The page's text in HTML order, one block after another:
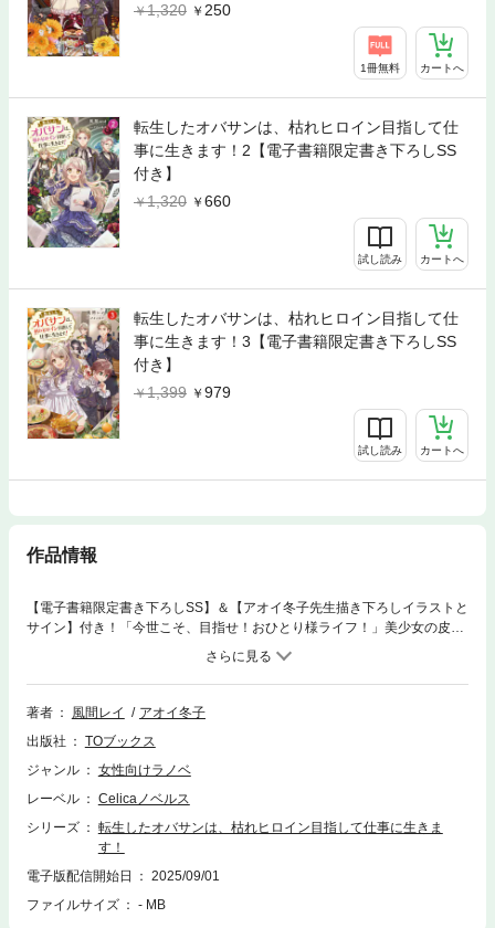
1,320
250
1冊無料 カートへ
転生したオバサンは、枯れヒロイン目指して仕
事に生きます！2【電子書籍限定書き下ろしSS
付き】
1,320
660
試し読み カートへ
転生したオバサンは、枯れヒロイン目指して仕
事に生きます！3【電子書籍限定書き下ろしSS
付き】
1,399
979
試し読み カートへ
作品情報
【電子書籍限定書き下ろしSS】＆【アオイ冬子先生描き下ろしイラストと
サイン】付き！「今世こそ、目指せ！おひとり様ライフ！」美少女の皮を
被ったオバサンによる、望まぬロマンスファンタジー！人気シリーズ「転
生令嬢は精霊に愛されて最強です……だけど普通に恋したい！」著者によ
る新シリーズ始動！書き下ろし番外編を特別収録！嘘みたい。浮気男と離
婚したシングルマザーから、八歳の男爵令嬢・シェリルに生まれ変わるな
夢見た資格持ちの自活女性になってみせるわ！ 脳が若いうちに座学をマ
スターしなくちゃ。転生者仲間に不人気のそろばんも試作して……ってあ
黒秀才令息にライバル視されてる？ 巷で噂の天才少女ってもしや私の事
ですか？？「今世こそ、快適独身ライフを送りたいだけなのに！」オカン
力と事務能力で無敵ヒロインへ！ 美少女の皮を被ったオバサンによる、
望まぬロマンスファンタジー！著者：風間レイ猫好き兼業作家。寒さに非
常に弱く暑さにもかなり弱いので、ヒロインが気候のいい土地に生息して
いるのは作者の希望が反映されている。イラスト：アオイ冬子かわいい少
著者 風間レイ
アオイ冬子
出版社
TOブックス
ジャンル
女性向けラノベ
レーベル
Celicaノベルス
シリーズ
転生したオバサンは、枯れヒロイン目指して仕事に生きま
す！
電子版配信開始日
2025/09/01
ファイルサイズ
- MB